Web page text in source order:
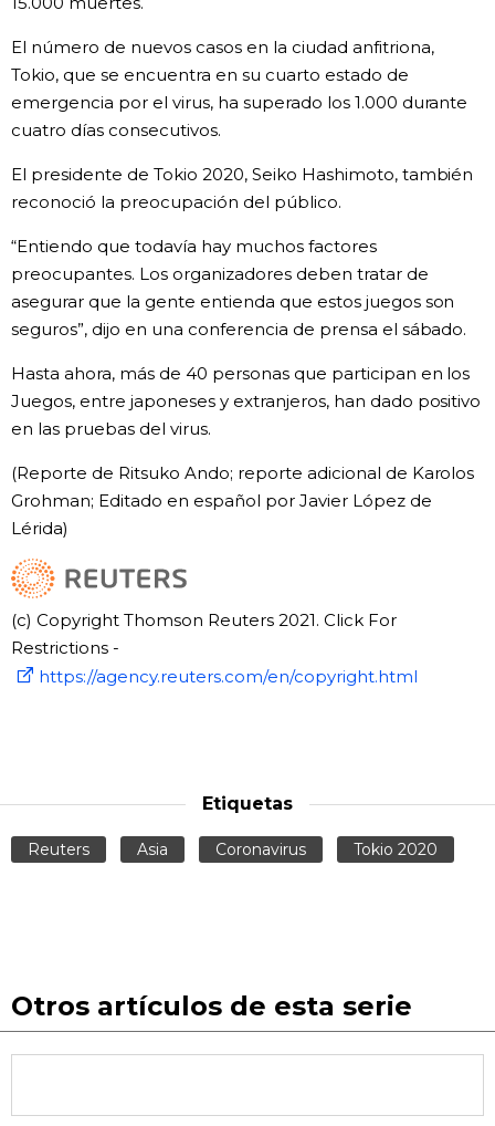
El número de nuevos casos en la ciudad anfitriona,
Tokio, que se encuentra en su cuarto estado de
emergencia por el virus, ha superado los 1.000 durante
cuatro días consecutivos.
El presidente de Tokio 2020, Seiko Hashimoto, también
reconoció la preocupación del público.
“Entiendo que todavía hay muchos factores
preocupantes. Los organizadores deben tratar de
asegurar que la gente entienda que estos juegos son
seguros”, dijo en una conferencia de prensa el sábado.
Hasta ahora, más de 40 personas que participan en los
Juegos, entre japoneses y extranjeros, han dado positivo
en las pruebas del virus.
(Reporte de Ritsuko Ando; reporte adicional de Karolos
Grohman; Editado en español por Javier López de
Lérida)
(c) Copyright Thomson Reuters 2021. Click For
Restrictions -
https://agency.reuters.com/en/copyright.html
Etiquetas
Reuters Asia Coronavirus Tokio 2020
Otros artículos de esta serie